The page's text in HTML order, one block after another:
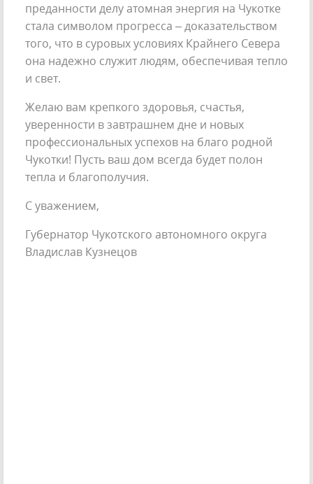
преданности делу атомная энергия на Чукотке
стала символом прогресса – доказательством
того, что в суровых условиях Крайнего Севера
она надежно служит людям, обеспечивая тепло
и свет.
Желаю вам крепкого здоровья, счастья,
уверенности в завтрашнем дне и новых
профессиональных успехов на благо родной
Чукотки! Пусть ваш дом всегда будет полон
тепла и благополучия.
С уважением,
Губернатор Чукотского автономного округа
Владислав Кузнецов